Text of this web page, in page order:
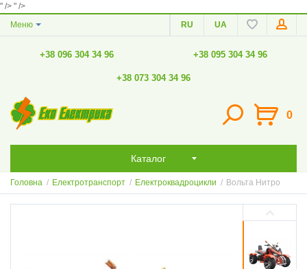
" /> " />
Меню
RU UA
+38 096 304 34 96 +38 095 304 34 96
+38 073 304 34 96
0
Каталог
Головна / Електротранспорт / Електроквадроцикли / Вольта Нитро